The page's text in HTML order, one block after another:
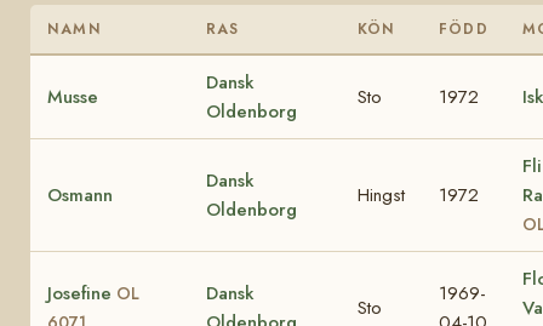
NAMN RAS KÖN FÖDD
Musse
Dansk
Oldenborg
Sto 1972
Osmann
Dansk
Oldenborg
Hingst 1972
Josefine OL
Dansk
Sto
1969-